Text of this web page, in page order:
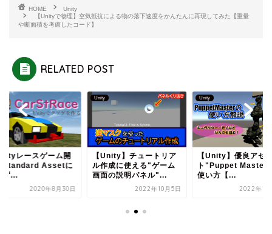
HOME
Unity
【Unityで物理】空気抵抗による物の落下速度をかんたんに再現してみた【重量
や断面積を考慮したコード】
RELATED POST
】チュートリア
成に使える"ゲーム
の説明パネル"...
2022年10月5日
Unity
【Unity】優良アセッ
ト"Puppet Master"の
使い方【...
2022年1月25日
Unity
【Unityレースゲー
発】Standard
頼らず...
2020年8